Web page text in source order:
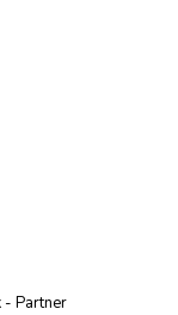
- Partner